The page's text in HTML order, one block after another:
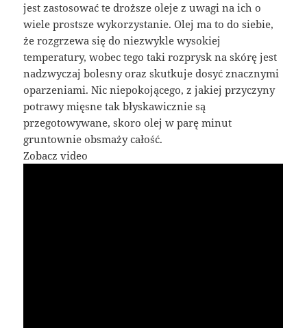
jest zastosować te droższe oleje z uwagi na ich o
wiele prostsze wykorzystanie. Olej ma to do siebie,
że rozgrzewa się do niezwykle wysokiej
temperatury, wobec tego taki rozprysk na skórę jest
nadzwyczaj bolesny oraz skutkuje dosyć znacznymi
oparzeniami. Nic niepokojącego, z jakiej przyczyny
potrawy mięsne tak błyskawicznie są
przegotowywane, skoro olej w parę minut
gruntownie obsmaży całość.
Zobacz video